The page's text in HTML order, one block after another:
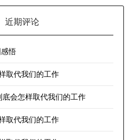
近期评论
悟
取代我们的工作
底会怎样取代我们的工作
取代我们的工作